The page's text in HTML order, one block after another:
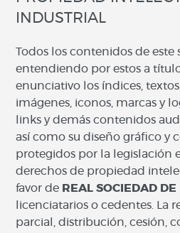
INDUSTRIAL
Todos los contenidos de este
entendiendo por estos a
enunciativo los índices,
imágenes, iconos, marcas y
links y demás contenidos
así como su diseño gráfico y
protegidos por la legislación
derechos de propiedad
favor de REAL SOCIEDAD DE
licenciatarios o cedentes. La
parcial, distribución, cesión,